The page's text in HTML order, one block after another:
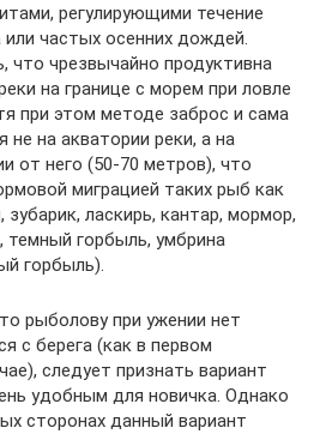
регулирующими течение
или частых осенних дождей.
что чрезвычайно продуктивна
на границе с морем при ловле
при этом методе заброс и сама
не на акватории реки, а на
от него (50-70 метров), что
миграцией таких рыб как
ласкирь, кантар, мормор,
темный горбыль, умбрина
горбыль).
рыболову при ужении нет
с берега (как в первом
следует признать вариант
удобным для новичка. Однако
сторонах данный вариант